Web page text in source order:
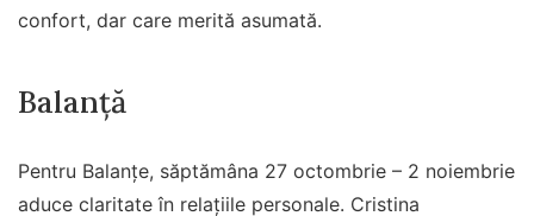
confort, dar care merită asumată.
Balanță
Pentru Balanțe, săptămâna 27 octombrie – 2 noiembrie
aduce claritate în relațiile personale. Cristina